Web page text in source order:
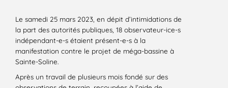
Le samedi 25 mars 2023, en dépit d’intimidations de
la part des autorités publiques, 18 observateur-ice-s
indépendant-e-s étaient présent-e-s à la
manifestation contre le projet de méga-bassine à
Sainte-Soline.
Après un travail de plusieurs mois fondé sur des